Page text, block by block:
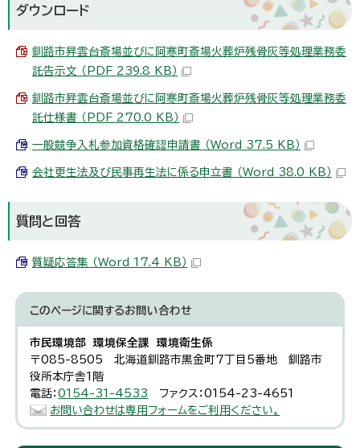
ダウンロード
釧路市昇雲台斎場並びに阿寒町斎場火葬炉残骨灰等処理業務委
託告示文 （PDF 239.8 KB）
釧路市昇雲台斎場並びに阿寒町斎場火葬炉残骨灰等処理業務委
託仕様書 （PDF 270.0 KB）
一般競争入札参加資格確認申請書 （Word 37.5 KB）
会社更生法及び民事再生法に係る申立書 （Word 38.0 KB）
質問と回答
質疑応答集 （Word 17.4 KB）
このページに関するお問い合わせ
市民環境部 環境保全課 環境衛生係
〒085-8505 北海道釧路市黒金町7丁目5番地 釧路市
役所本庁舎1階
電話：0154-31-4533
ファクス：0154-23-4651
お問い合わせは専用フォームをご利用ください。